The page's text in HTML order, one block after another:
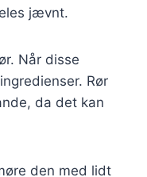
jævnt.
Når disse
Rør
da det kan
den med lidt